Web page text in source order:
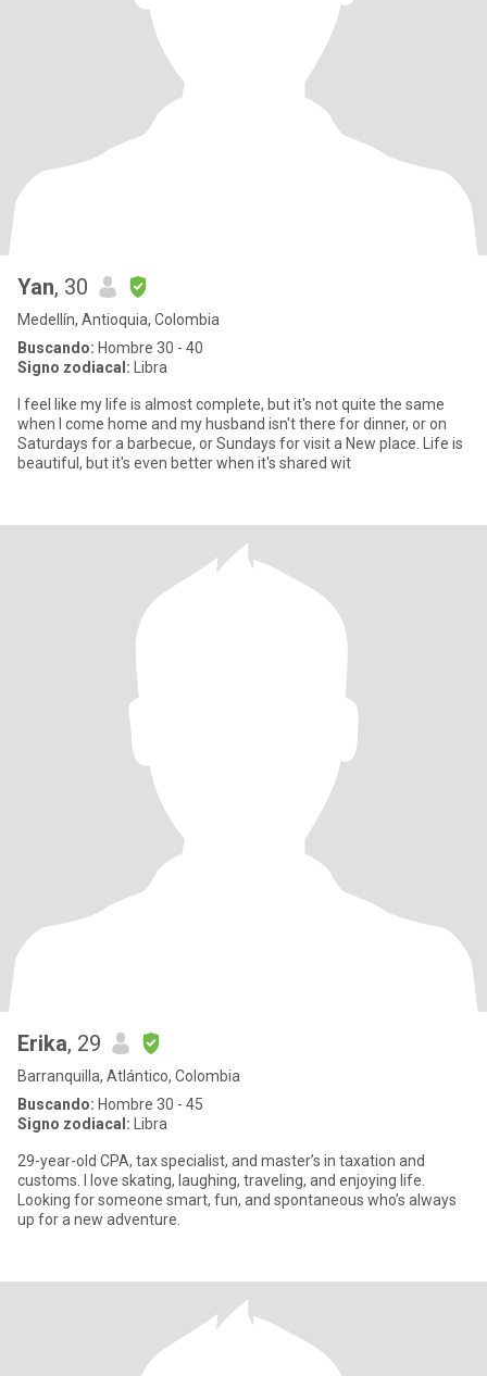
Yan, 30
Medellín, Antioquia, Colombia
Buscando: Hombre 30 - 40
Signo zodiacal: Libra
I feel like my life is almost complete, but it's not quite the same
when I come home and my husband isn't there for dinner, or on
Saturdays for a barbecue, or Sundays for visit a New place. Life is
beautiful, but it's even better when it's shared wit
Erika, 29
Barranquilla, Atlántico, Colombia
Buscando: Hombre 30 - 45
Signo zodiacal: Libra
29-year-old CPA, tax specialist, and master’s in taxation and
customs. I love skating, laughing, traveling, and enjoying life.
Looking for someone smart, fun, and spontaneous who’s always
up for a new adventure.